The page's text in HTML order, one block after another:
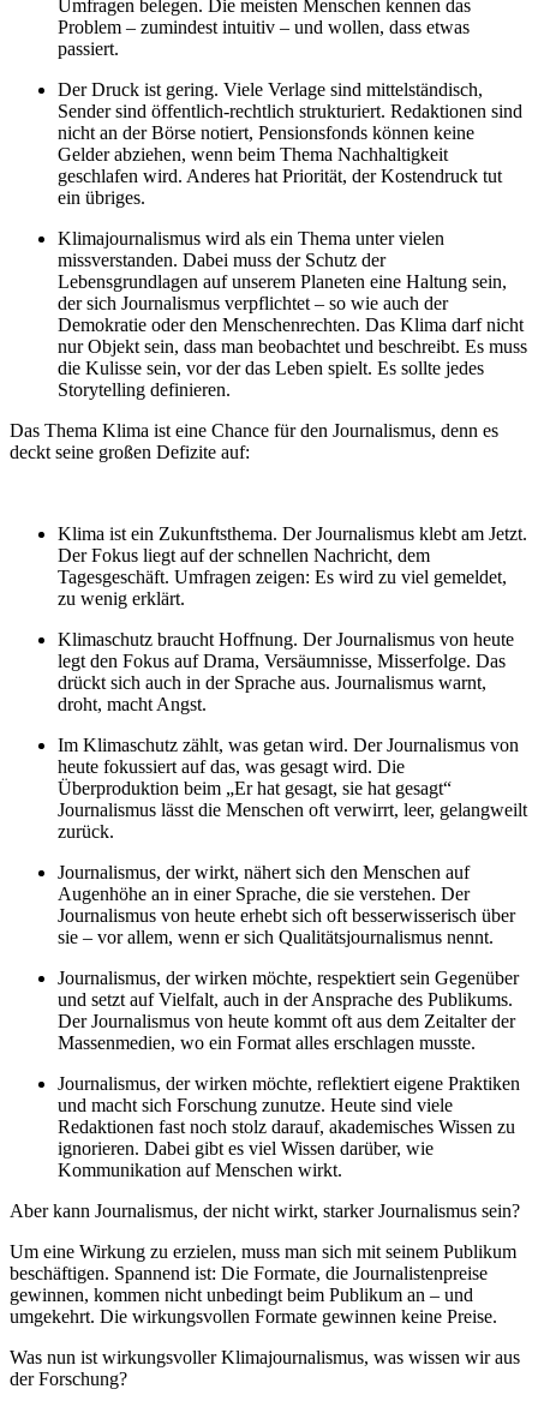
Umfragen belegen. Die meisten Menschen kennen das
Problem – zumindest intuitiv – und wollen, dass etwas
passiert.
Der Druck ist gering. Viele Verlage sind mittelständisch,
Sender sind öffentlich-rechtlich strukturiert. Redaktionen sind
nicht an der Börse notiert, Pensionsfonds können keine
Gelder abziehen, wenn beim Thema Nachhaltigkeit
geschlafen wird. Anderes hat Priorität, der Kostendruck tut
ein übriges.
Klimajournalismus wird als ein Thema unter vielen
missverstanden. Dabei muss der Schutz der
Lebensgrundlagen auf unserem Planeten eine Haltung sein,
der sich Journalismus verpflichtet – so wie auch der
Demokratie oder den Menschenrechten. Das Klima darf nicht
nur Objekt sein, dass man beobachtet und beschreibt. Es muss
die Kulisse sein, vor der das Leben spielt. Es sollte jedes
Storytelling definieren.
Das Thema Klima ist eine Chance für den Journalismus, denn es
deckt seine großen Defizite auf:
Klima ist ein Zukunftsthema. Der Journalismus klebt am Jetzt.
Der Fokus liegt auf der schnellen Nachricht, dem
Tagesgeschäft. Umfragen zeigen: Es wird zu viel gemeldet,
zu wenig erklärt.
Klimaschutz braucht Hoffnung. Der Journalismus von heute
legt den Fokus auf Drama, Versäumnisse, Misserfolge. Das
drückt sich auch in der Sprache aus. Journalismus warnt,
droht, macht Angst.
Im Klimaschutz zählt, was getan wird. Der Journalismus von
heute fokussiert auf das, was gesagt wird. Die
Überproduktion beim „Er hat gesagt, sie hat gesagt“
Journalismus lässt die Menschen oft verwirrt, leer, gelangweilt
zurück.
Journalismus, der wirkt, nähert sich den Menschen auf
Augenhöhe an in einer Sprache, die sie verstehen. Der
Journalismus von heute erhebt sich oft besserwisserisch über
sie – vor allem, wenn er sich Qualitätsjournalismus nennt.
Journalismus, der wirken möchte, respektiert sein Gegenüber
und setzt auf Vielfalt, auch in der Ansprache des Publikums.
Der Journalismus von heute kommt oft aus dem Zeitalter der
Massenmedien, wo ein Format alles erschlagen musste.
Journalismus, der wirken möchte, reflektiert eigene Praktiken
und macht sich Forschung zunutze. Heute sind viele
Redaktionen fast noch stolz darauf, akademisches Wissen zu
ignorieren. Dabei gibt es viel Wissen darüber, wie
Kommunikation auf Menschen wirkt.
Aber kann Journalismus, der nicht wirkt, starker Journalismus sein?
Um eine Wirkung zu erzielen, muss man sich mit seinem Publikum
beschäftigen. Spannend ist: Die Formate, die Journalistenpreise
gewinnen, kommen nicht unbedingt beim Publikum an – und
umgekehrt. Die wirkungsvollen Formate gewinnen keine Preise.
Was nun ist wirkungsvoller Klimajournalismus, was wissen wir aus
der Forschung?